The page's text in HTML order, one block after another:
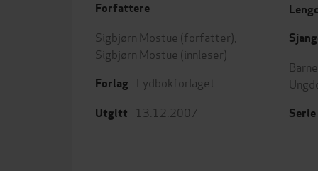
Forfattere
Sigbjørn Mostue (forfatter),
Sigbjørn Mostue (innleser)
Forlag Lydbokforlaget
Utgitt 13.12.2007 Serie